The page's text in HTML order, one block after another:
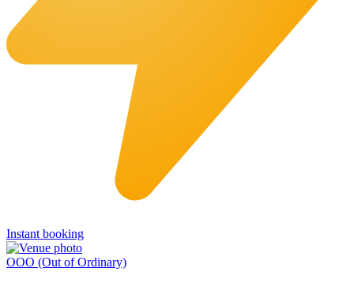
Instant booking
OOO (Out of Ordinary)